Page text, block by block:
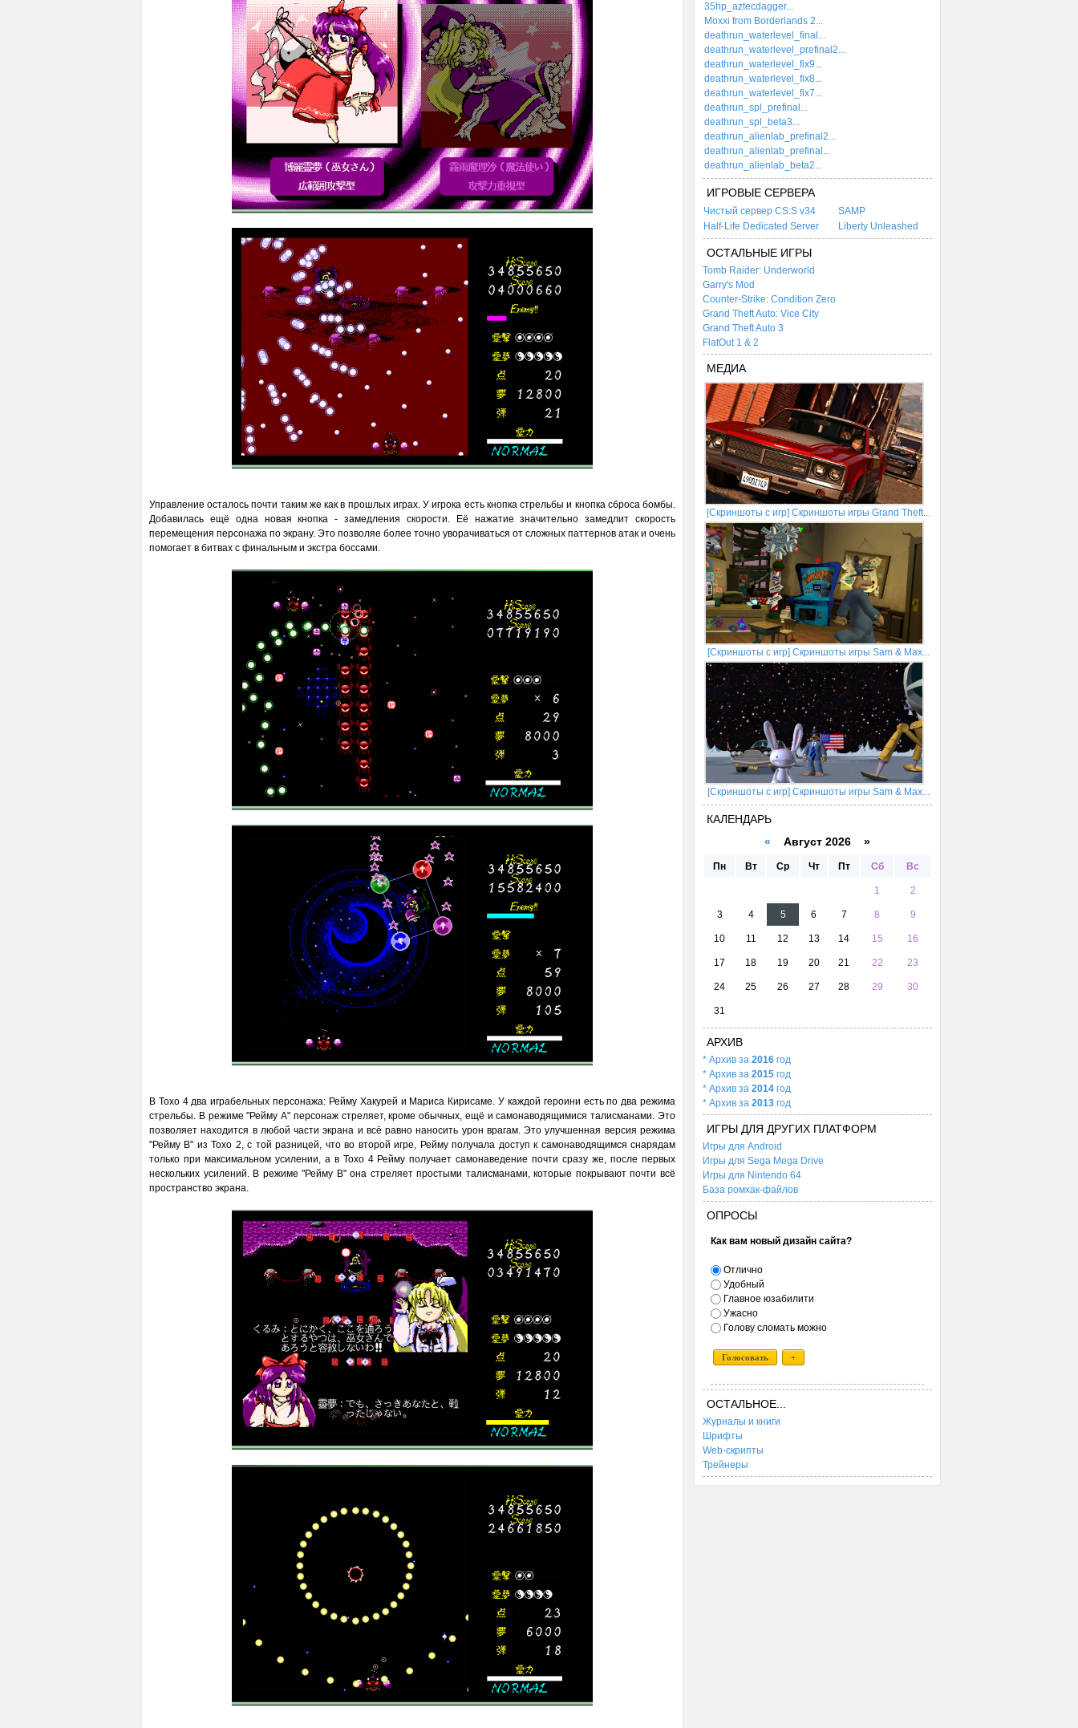
Управление осталось почти таким же как в прошлых играх. У игрока есть кнопка стрельбы и кнопка сброса бомбы.
Добавилась ещё одна новая кнопка - замедления скорости. Её нажатие значительно замедлит скорость
перемещения персонажа по экрану. Это позволяе более точно уворачиваться от сложных паттернов атак и очень
помогает в битвах с финальным и экстра боссами.
В Тохо 4 два играбельных персонажа: Рейму Хакурей и Мариса Кирисаме. У каждой героини есть по два режима
стрельбы. В режиме "Рейму А" персонаж стреляет, кроме обычных, ещё и самонаводящимися талисманами. Это
позволяет находится в любой части экрана и всё равно наносить урон врагам. Это улучшенная версия режима
"Рейму В" из Тохо 2, с той разницей, что во второй игре, Рейму получала доступ к самонаводящимся снарядам
только при максимальном усилении, а в Тохо 4 Рейму получает самонаведение почти сразу же, после первых
нескольких усилений. В режиме "Рейму В" она стреляет простыми талисманами, которые покрывают почти всё
пространство экрана.
35hp_aztecdagger...
Moxxi from Borderlands 2...
deathrun_waterlevel_final...
deathrun_waterlevel_prefinal2...
deathrun_waterlevel_fix9...
deathrun_waterlevel_fix8...
deathrun_waterlevel_fix7...
deathrun_spl_prefinal...
deathrun_spl_beta3...
deathrun_alienlab_prefinal2...
deathrun_alienlab_prefinal...
deathrun_alienlab_beta2...
ИГРОВЫЕ СЕРВЕРА
Чистый сервер CS:S v34
SAMP
Half-Life Dedicated Server
Liberty Unleashed
ОСТАЛЬНЫЕ ИГРЫ
Tomb Raider: Underworld
Garry's Mod
Counter-Strike: Condition Zero
Grand Theft Auto: Vice City
Grand Theft Auto 3
FlatOut 1 & 2
МЕДИА
[Скриншоты с игр] Скриншоты игры Grand Theft...
[Скриншоты с игр] Скриншоты игры Sam & Max...
[Скриншоты с игр] Скриншоты игры Sam & Max...
КАЛЕНДАРЬ
« Август 2026 »
Пн Вт Ср Чт Пт Сб Вс
1 2
3 4 5 6 7 8 9
10 11 12 13 14 15 16
17 18 19 20 21 22 23
24 25 26 27 28 29 30
31
АРХИВ
* Архив за 2016 год
* Архив за 2015 год
* Архив за 2014 год
* Архив за 2013 год
ИГРЫ ДЛЯ ДРУГИХ ПЛАТФОРМ
Игры для Android
Игры для Sega Mega Drive
Игры для Nintendo 64
База ромхак-файлов
ОПРОСЫ
Как вам новый дизайн сайта?
Отлично
Удобный
Главное юзабилити
Ужасно
Голову сломать можно
Голосовать +
ОСТАЛЬНОЕ...
Журналы и книги
Шрифты
Web-скрипты
Трейнеры